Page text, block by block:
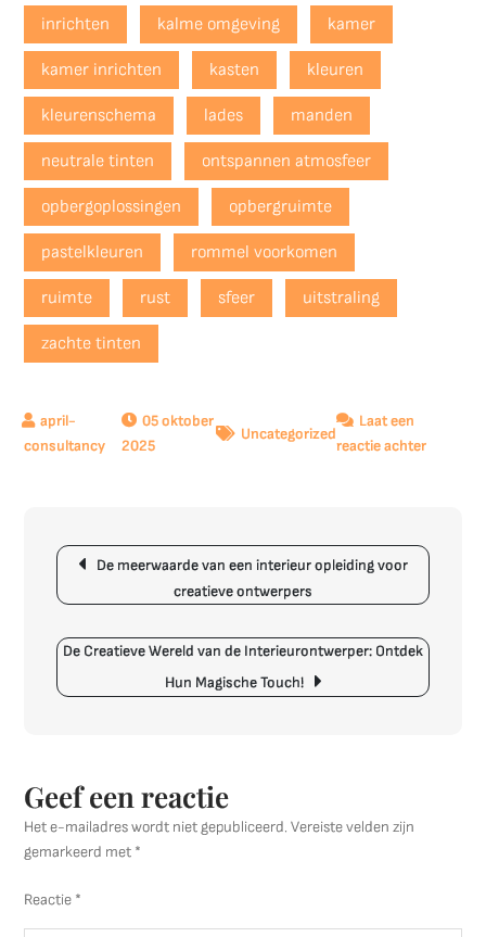
inrichten kalme omgeving kamer
kamer inrichten kasten kleuren
kleurenschema lades manden
neutrale tinten ontspannen atmosfeer
opbergoplossingen opbergruimte
pastelkleuren rommel voorkomen
ruimte rust sfeer uitstraling
zachte tinten
05 oktober
2025
Uncategorized
Laat een
reactie achterop
Effectief
van
Kamer
Berichtnavigatie
De meerwaarde van een interieur opleiding voor
creatieve ontwerpers
De Creatieve Wereld van de Interieurontwerper: Ontdek
Hun Magische Touch!
Geef een reactie
Het e-mailadres wordt niet gepubliceerd. Vereiste velden zijn
gemarkeerd met *
Reactie *